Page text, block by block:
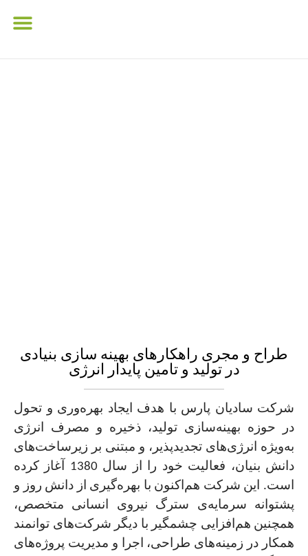
طراح و مجری راهکارهای بهینه سازی بنیادی
در تولید و تامین پایدار انرژی
شرکت سادیان پارس با هدف ایجاد بهره‌وری و تحول
در حوزه بهینه‌سازی تولید، ذخیره و ‏مصرف انرژی
به‌ویژه انرژی‌های تجدیدپذیر، و مبتنی بر زیرساخت‌های
دانش بنیان، فعالیت ‏خود را از سال 1380 آغاز کرده
است. این شرکت هم‌اکنون با بهره‌گیری از دانش روز و
‏پشتوانه سرمایه‌ی سترگ نیروی انسانی متخصص،
همچنین هم‌افزایی چشمگیر با دیگر ‏شرکت‌های توانمند
همکار در زمینه‌های طراحی، اجرا و مدیریت پروژه‌های